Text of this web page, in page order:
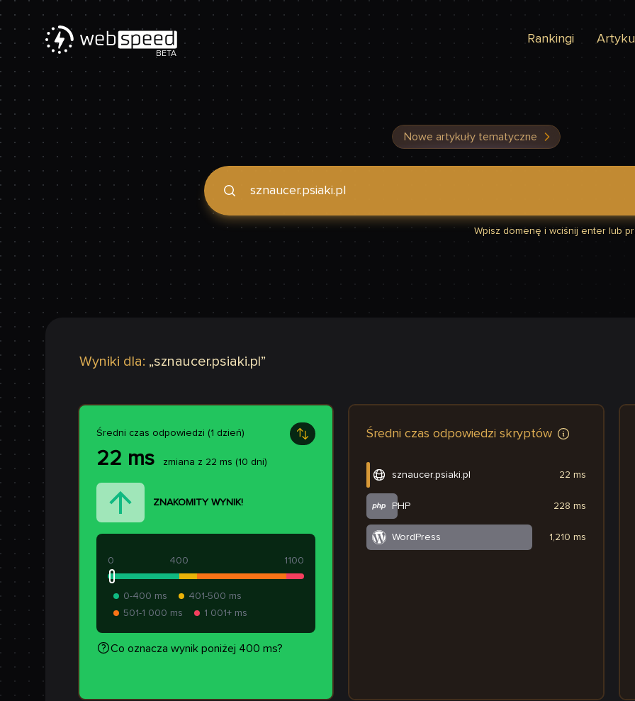
BETA
Rankingi
Nowe artykuły tematyczne
Podaj domenę, by sprawdzić, czy Twoja strona jest szybka
Wpisz domenę i wciśnij enter lub
Wyniki dla: „sznaucer.psiaki.pl ”
Średni czas odpowiedzi (1 dzień)
22 ms zmiana z 22 ms (10 dni)
ZNAKOMITY WYNIK!
400
0 1100
0-400 ms
401-500 ms
501-1 000 ms
1 001+ ms
Co oznacza wynik poniżej 400 ms?
Średni czas odpowiedzi skryptów
sznaucer.psiaki.pl
PHP
WordPress
22 ms
228 ms
1,210 ms